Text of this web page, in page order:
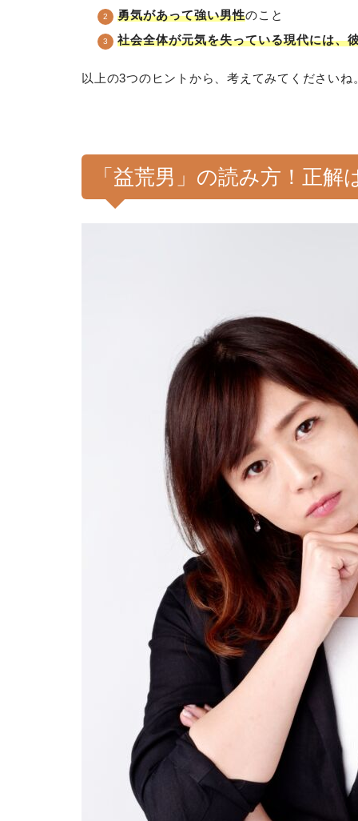
勇気があって強い男性のこと
社会全体が元気を失っている現代には、
以上の3つのヒントから、考えてみてくださいね
「益荒男」の読み方！正解